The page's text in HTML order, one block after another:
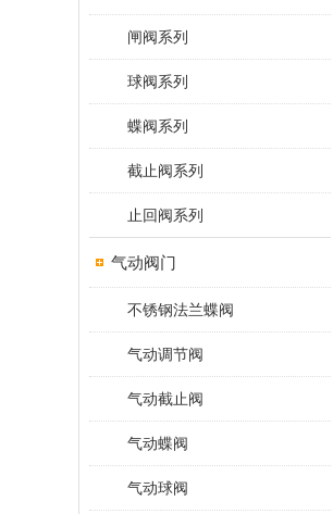
闸阀系列
球阀系列
蝶阀系列
截止阀系列
止回阀系列
气动阀门
不锈钢法兰蝶阀
气动调节阀
气动截止阀
气动蝶阀
气动球阀